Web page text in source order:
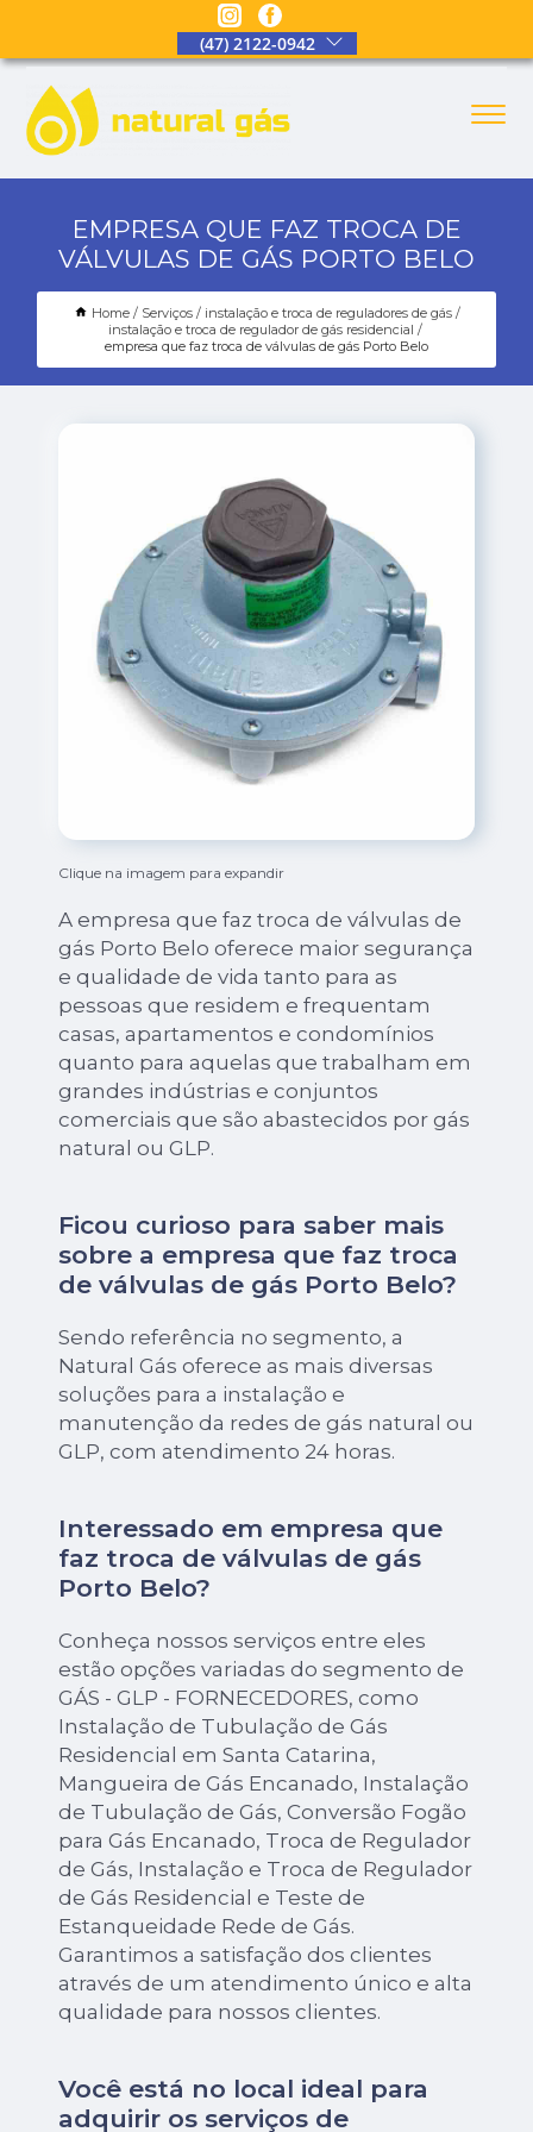
(47) 2122-0942
EMPRESA QUE FAZ TROCA DE
VÁLVULAS DE GÁS PORTO BELO
Home Serviços
instalação e troca de reguladores de gás
instalação e troca de regulador de gás residencial
empresa que faz troca de válvulas de gás Porto Belo
Clique na imagem para expandir
A empresa que faz troca de válvulas de
gás Porto Belo oferece maior segurança
e qualidade de vida tanto para as
pessoas que residem e frequentam
casas, apartamentos e condomínios
quanto para aquelas que trabalham em
grandes indústrias e conjuntos
comerciais que são abastecidos por gás
natural ou GLP.
Ficou curioso para saber mais
sobre a empresa que faz troca
de válvulas de gás Porto Belo?
Sendo referência no segmento, a
Natural Gás oferece as mais diversas
soluções para a instalação e
manutenção da redes de gás natural ou
GLP, com atendimento 24 horas.
Interessado em empresa que
faz troca de válvulas de gás
Porto Belo?
Conheça nossos serviços entre eles
estão opções variadas do segmento de
GÁS - GLP - FORNECEDORES, como
Instalação de Tubulação de Gás
Residencial em Santa Catarina,
Mangueira de Gás Encanado, Instalação
de Tubulação de Gás, Conversão Fogão
para Gás Encanado, Troca de Regulador
de Gás, Instalação e Troca de Regulador
de Gás Residencial e Teste de
Estanqueidade Rede de Gás.
Garantimos a satisfação dos clientes
através de um atendimento único e alta
qualidade para nossos clientes.
Você está no local ideal para
adquirir os serviços de